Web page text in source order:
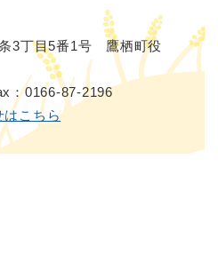
3丁目5番1号 鷹栖町役
：0166-87-2196
はこちら